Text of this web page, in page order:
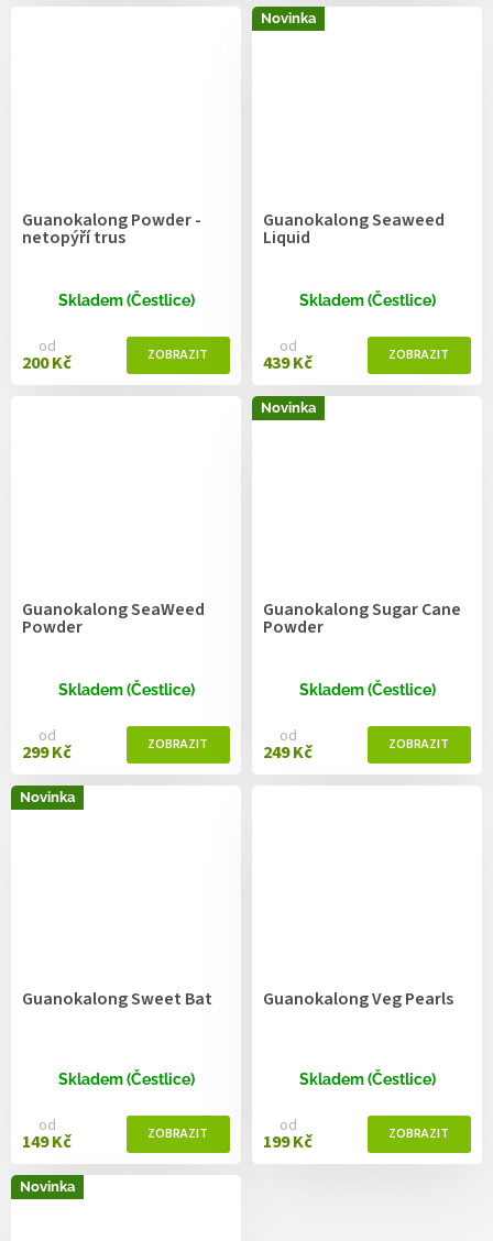
Guanokalong Powder -
netopýří trus
Skladem (Čestlice)
od
200 Kč
Novinka
Guanokalong Seaweed
Liquid
Skladem (Čestlice)
od
439 Kč
Guanokalong SeaWeed
Powder
Skladem (Čestlice)
od
299 Kč
Novinka
Guanokalong Sugar Cane
Powder
Skladem (Čestlice)
od
249 Kč
Novinka
Guanokalong Sweet Bat
Skladem (Čestlice)
od
149 Kč
Guanokalong Veg Pearls
Skladem (Čestlice)
od
199 Kč
Novinka